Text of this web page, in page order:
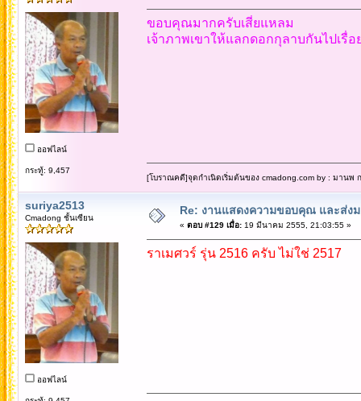
ออฟไลน์
กระทู้: 9,457
ขอบคุณมากครับเสี่ยแหลม
เจ้าภาพเขาให้แลกดอกกุลาบกันไปเรื่
[โบราณคดี]จุดกำเนิดเริ่มต้นของ cmadong.com by : มานพ
suriya2513
Cmadong ชั้นเซียน
ออฟไลน์
Re: งานแสดงความขอบคุณ และส่ง
« ตอบ #129 เมื่อ:19 มีนาคม 2555, 21:03:55 »
ราเมศวร์ รุ่น 2516 ครับ ไม่ใช่ 2517